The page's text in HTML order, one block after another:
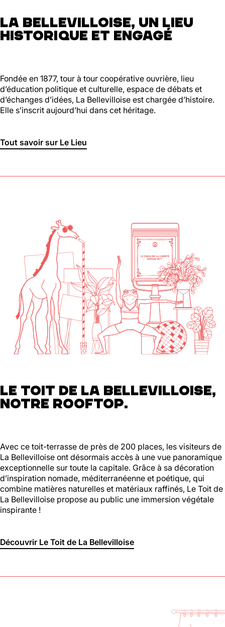
Ménilmontant
Lun, Mar : Fermé
Du Mercredi au Dimanche
Nous suivre
En savoir plus
LA BELLEVILLOISE, UN LIEU
HISTORIQUE ET ENGAGÉ
Fondée en 1877, tour à tour coopérative ouvrière, lieu
d’éducation politique et culturelle, espace de débats et
d’échanges d’idées, La Bellevilloise est chargée d’histoire.
Elle s’inscrit aujourd’hui dans cet héritage.
Tout savoir sur Le Lieu
LE TOIT DE LA BELLEVILLOISE,
NOTRE ROOFTOP.
Avec ce toit-terrasse de près de 200 places, les visiteurs de
La Bellevilloise ont désormais accès à une vue panoramique
exceptionnelle sur toute la capitale. Grâce à sa décoration
d’inspiration nomade, méditerranéenne et poétique, qui
combine matières naturelles et matériaux raffinés, Le Toit de
La Bellevilloise propose au public une immersion végétale
inspirante !
Découvrir Le Toit de La Bellevilloise